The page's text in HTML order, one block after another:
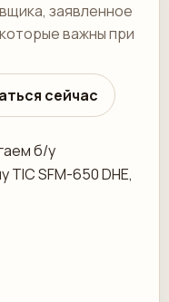
заявленное
важны при
сейчас
б/у
SFM-650 DHE,